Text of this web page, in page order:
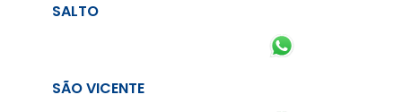
SALTO
SÃO VICENTE